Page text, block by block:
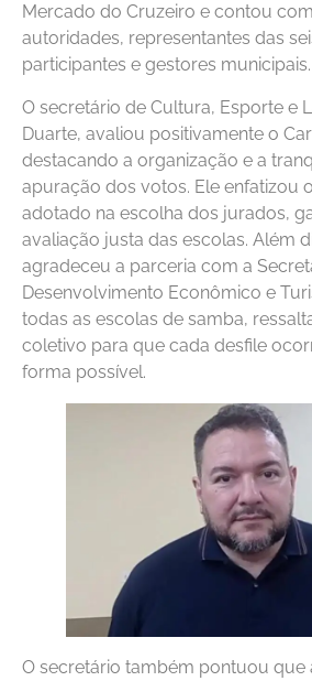
Mercado do Cruzeiro e contou
autoridades, representantes das
participantes e gestores municipais.
O secretário de Cultura, Esporte e
Duarte, avaliou positivamente o
destacando a organização e a
apuração dos votos. Ele enfatizou
adotado na escolha dos jurados,
avaliação justa das escolas. Além
agradeceu a parceria com a
Desenvolvimento Econômico e
todas as escolas de samba,
coletivo para que cada desfile
forma possível.
O secretário também pontuou que